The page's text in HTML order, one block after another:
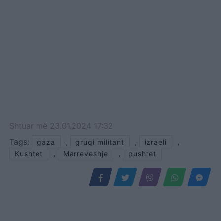
Shtuar më 23.01.2024 17:32
Tags:
gaza , gruqi militant , izraeli ,
Kushtet , Marreveshje , pushtet